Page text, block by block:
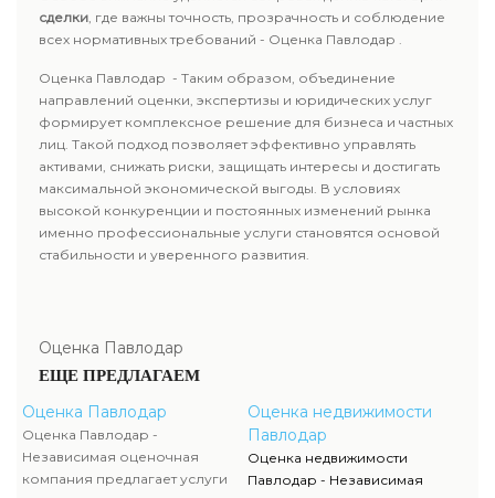
сделки, где важны точность, прозрачность и соблюдение
всех нормативных требований - Оценка Павлодар .
Оценка Павлодар - Таким образом, объединение
направлений оценки, экспертизы и юридических услуг
формирует комплексное решение для бизнеса и частных
лиц. Такой подход позволяет эффективно управлять
активами, снижать риски, защищать интересы и достигать
максимальной экономической выгоды. В условиях
высокой конкуренции и постоянных изменений рынка
именно профессиональные услуги становятся основой
стабильности и уверенного развития.
Оценка Павлодар
ЕЩЕ ПРЕДЛАГАЕМ
Оценка Павлодар
Оценка Павлодар -
Независимая оценочная
компания предлагает услуги
Оценка недвижимости
Павлодар
Оценка недвижимости
Павлодар - Независимая